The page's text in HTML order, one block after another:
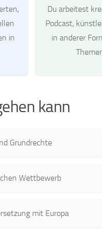
in
Du arbeitest
Podcast,
in anderer
kann
Grundrechte
Wettbewerb
mit Europa